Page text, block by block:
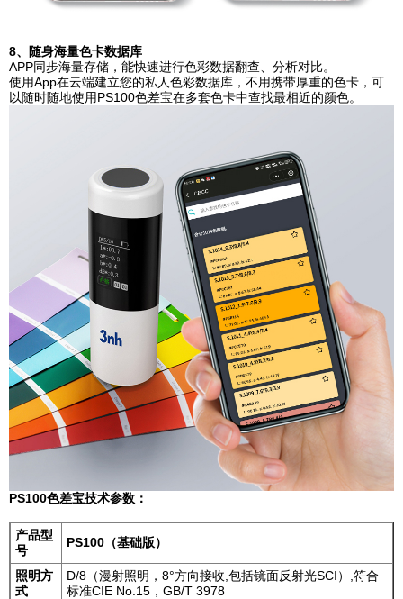
8、随身海量色卡数据库
APP同步海量存储，能快速进行色彩数据翻查、分析对比。
使用App在云端建立您的私人色彩数据库，不用携带厚重的色卡，可
以随时随地使用PS100色差宝在多套色卡中查找最相近的颜色。
PS100色差宝技术参数：
产品型
号
PS100（基础版）
照明方
式
D/8（漫射照明，8°方向接收,包括镜面反射光SCI）,符合
标准CIE No.15，GB/T 3978